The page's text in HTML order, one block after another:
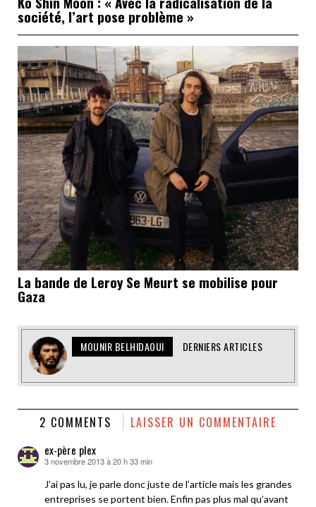
société, l’art pose problème »
La bande de Leroy Se Meurt se mobilise pour
Gaza
MOUNIR BELHIDAOUI DERNIERS ARTICLES
2 COMMENTS LAISSER UN COMMENTAIRE
ex-père plex
dit :
3 novembre 2013 à 20 h 33 min
J’ai pas lu, je parle donc juste de l’article mais les grandes
entreprises se portent bien. Enfin pas plus mal qu’avant